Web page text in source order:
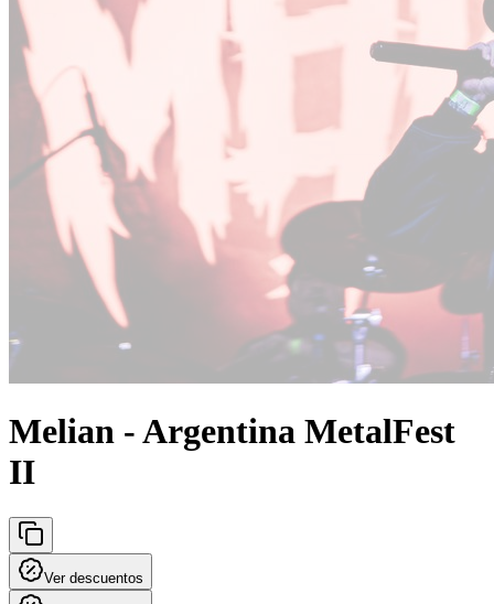
Melian - Argentina MetalFest
II
Ver descuentos